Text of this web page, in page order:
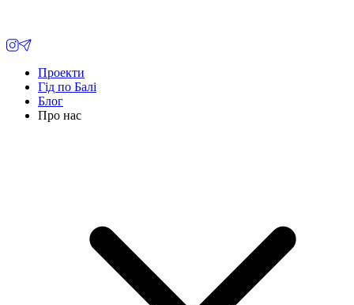
Проекти
Гід по Балі
Блог
Про нас